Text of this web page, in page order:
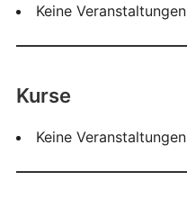
Keine Veranstaltungen
Kurse
Keine Veranstaltungen